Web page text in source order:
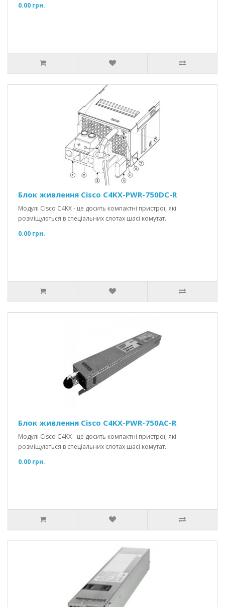
0.00 грн.
Блок живлення Cisco C4KX-PWR-750DC-R
Модулі Cisco C4KX - це досить компактні пристрої, які
розміщуються в спеціальних слотах шасі комутат..
0.00 грн.
Блок живлення Cisco C4KX-PWR-750AC-R
Модулі Cisco C4KX - це досить компактні пристрої, які
розміщуються в спеціальних слотах шасі комутат..
0.00 грн.